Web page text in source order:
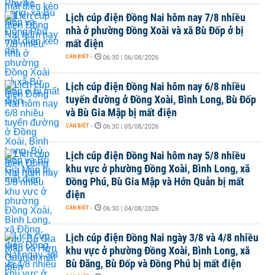
Lịch cúp điện Đồng Nai hôm nay 7/8 nhiều
nhà ở phường Đồng Xoài và xã Bù Đốp ở bị
mất điện
CẦN BIẾT - 06:30 | 06/08/2026
Lịch cúp điện Đồng Nai hôm nay 6/8 nhiều
tuyến đường ở Đồng Xoài, Bình Long, Bù Đốp
và Bù Gia Mập bị mất điện
CẦN BIẾT - 06:30 | 05/08/2026
Lịch cúp điện Đồng Nai hôm nay 5/8 nhiều
khu vực ở phường Đồng Xoài, Bình Long, xã
Đồng Phú, Bù Gia Mập và Hớn Quản bị mất
điện
CẦN BIẾT - 06:30 | 04/08/2026
Lịch cúp điện Đồng Nai ngày 3/8 và 4/8 nhiều
khu vực ở phường Đồng Xoài, Bình Long, xã
Bù Đăng, Bù Đốp và Đồng Phú bị mất điện